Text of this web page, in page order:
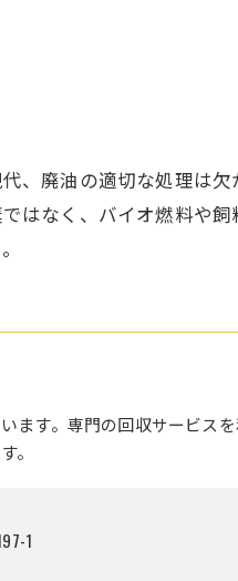
、廃油の適切な処理は
はなく、バイオ燃料や
ます。専門の回収サービス
。
1